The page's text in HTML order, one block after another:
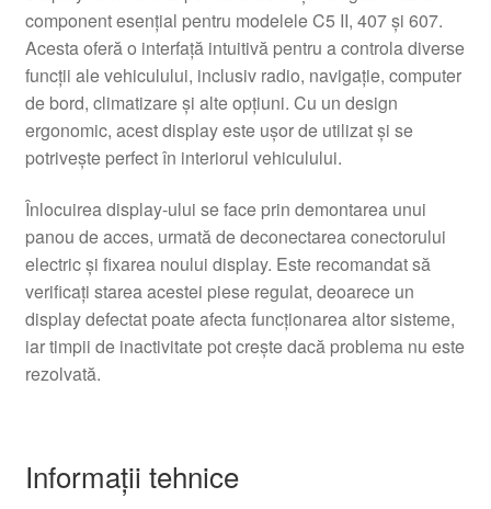
component esențial pentru modelele C5 II, 407 și 607.
Acesta oferă o interfață intuitivă pentru a controla diverse
funcții ale vehiculului, inclusiv radio, navigație, computer
de bord, climatizare și alte opțiuni. Cu un design
ergonomic, acest display este ușor de utilizat și se
potrivește perfect în interiorul vehiculului.
Înlocuirea display-ului se face prin demontarea unui
panou de acces, urmată de deconectarea conectorului
electric și fixarea noului display. Este recomandat să
verificați starea acestei piese regulat, deoarece un
display defectat poate afecta funcționarea altor sisteme,
iar timpii de inactivitate pot crește dacă problema nu este
rezolvată.
Informații tehnice